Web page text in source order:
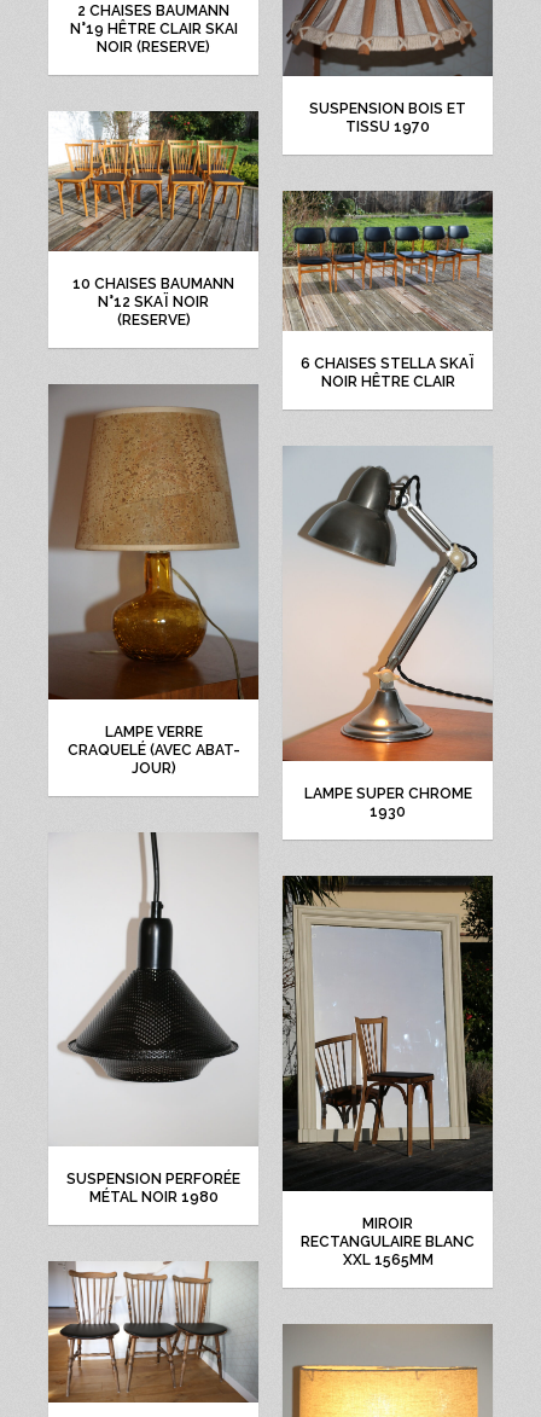
2 CHAISES BAUMANN
N°19 HÊTRE CLAIR SKAI
NOIR (RESERVE)
SUSPENSION BOIS ET
TISSU 1970
10 CHAISES BAUMANN
N°12 SKAÏ NOIR
(RESERVE)
6 CHAISES STELLA SKAÏ
NOIR HÊTRE CLAIR
LAMPE VERRE
CRAQUELÉ (AVEC ABAT-
JOUR)
LAMPE SUPER CHROME
1930
SUSPENSION PERFORÉE
MÉTAL NOIR 1980
MIROIR
RECTANGULAIRE BLANC
XXL 1565MM